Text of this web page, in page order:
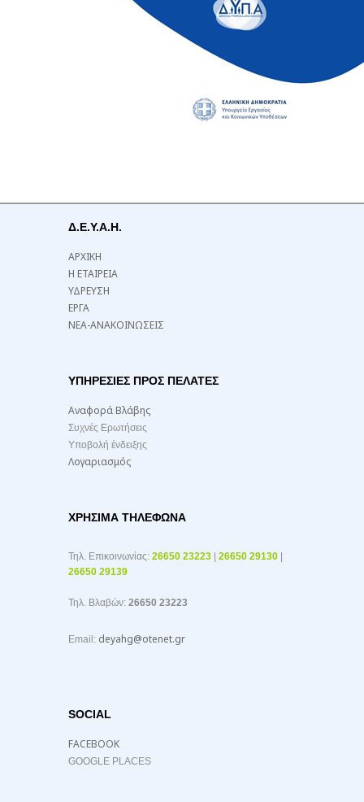
Δ.Ε.Υ.Α.Η.
ΑΡΧΙΚΗ
Η ΕΤΑΙΡΕΙΑ
ΥΔΡΕΥΣΗ
ΕΡΓΑ
ΝΕΑ-ΑΝΑΚΟΙΝΩΣΕΙΣ
ΥΠΗΡΕΣΙΕΣ ΠΡΟΣ ΠΕΛΑΤΕΣ
Αναφορά Βλάβης
Συχνές Ερωτήσεις
Υποβολή ένδειξης
Λογαριασμός
ΧΡΉΣΙΜΑ ΤΗΛΈΦΩΝΑ
Τηλ. Επικοινωνίας: 26650 23223 26650 29130
26650 29139
Τηλ. Βλαβών: 26650 23223
Email: deyahg@otenet.gr
SOCIAL
FACEBOOK
GOOGLE PLACES